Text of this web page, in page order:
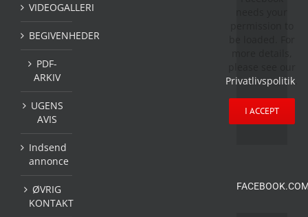
VIDEOGALLERI
BEGIVENHEDER
PDF-
ARKIV
UGENS
AVIS
Indsend
annonce
ØVRIG
KONTAKT
Privatlivspolitik
I ACCEPT